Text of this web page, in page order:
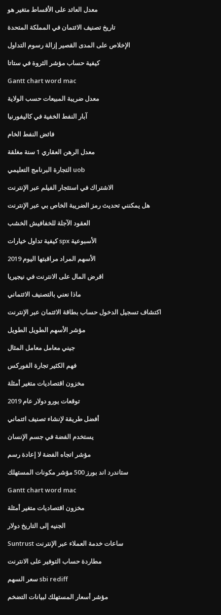
معدل العائد على الأقساط متغير هو
تاريخ تصنيف الائتمان في المملكة المتحدة
الإخلاص على المدى القصير إزالة رسوم التداول
كيفية حساب مؤشر الثروة في ستاتا
Gantt chart word mac
معدل ضريبة المبيعات حسب الولاية
آبار النفط الخفية في كاليفورنيا
فائض النفط الخام
معدل الرهن العقاري 1 سنة مغلقة
التجارة البرنامج التعليمي uob
الاشتراك في استئجار الفيلم عبر الإنترنت
هل يمكنني تحديث رمز الضريبة الخاص بي عبر الإنترنت
العقود الآجلة للخفافيش الخشب
كيفية تداول خيارات spx الأسبوعية
الأسهم المراد مراقبتها اليوم 2019
اقرض المال على الانترنت في نيجيريا
ماذا نعني بالتصنيف الائتماني
اكتشاف تسجيل الدخول حساب بطاقة الائتمان عبر الإنترنت
مؤشر الأسهم الطويل الطويل
جيني معامل معامل المثال
فهم الكثير تجارة الفوركس
مخزون اقتصاديات متغير أمثلة
توقعات يورو دولار عام 2019
أفضل طريقة لإنشاء تصنيف ائتماني
يستخدم الفضة في جسم الإنسان
مؤشر اتجاه الفضة لا إعادة رسم
ستاندرد اند بورز 500 مؤشر مكونات المستهلك
Gantt chart word mac
مخزون اقتصاديات متغير أمثلة
الجنيه إلى التاريخ دولار
Suntrust ساعات خدمة العملاء عبر الإنترنت
مطاردة حساب التوفير على الانترنت
سعر السهم sbi rediff
مؤشر أسعار المستهلك لبيانات التضخم